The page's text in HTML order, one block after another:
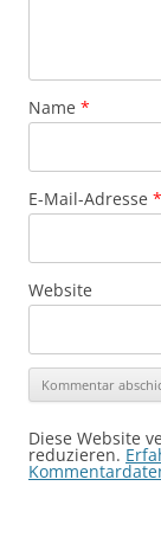
Name *
E-Mail-Adresse *
Website
Diese Website
reduzieren.